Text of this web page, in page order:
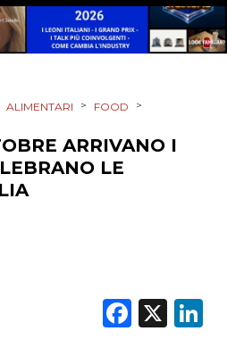
ALIMENTARI > FOOD >
ARRIVANO I
LE
X